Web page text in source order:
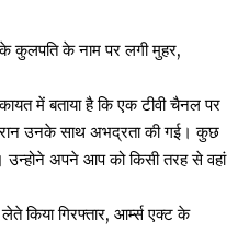
के कुलपति के नाम पर लगी मुहर,
में बताया है कि एक टीवी चैनल पर
उनके साथ अभद्रता की गई। कुछ
उन्होने अपने आप को किसी तरह से वहां
किया गिरफ्तार, आर्म्स एक्ट के